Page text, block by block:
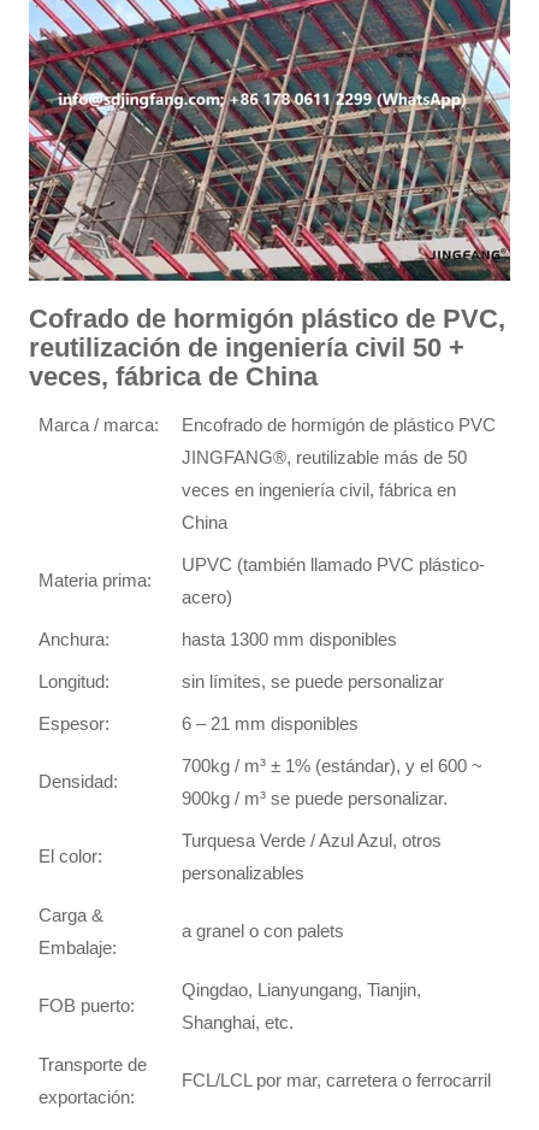
Cofrado de hormigón plástico de PVC,
reutilización de ingeniería civil 50 +
veces, fábrica de China
Marca / marca:
Encofrado de hormigón de plástico PVC
JINGFANG®, reutilizable más de 50
veces en ingeniería civil, fábrica en
China
Materia prima:
UPVC (también llamado PVC plástico-
acero)
Anchura: hasta 1300 mm disponibles
Longitud: sin límites, se puede personalizar
Espesor: 6 – 21 mm disponibles
Densidad:
700kg / m³ ± 1% (estándar), y el 600 ~
900kg / m³ se puede personalizar.
El color:
Turquesa Verde / Azul Azul, otros
personalizables
Carga &
Embalaje:
a granel o con palets
FOB puerto:
Qingdao, Lianyungang, Tianjin,
Shanghai, etc.
Transporte de
exportación:
FCL/LCL por mar, carretera o ferrocarril